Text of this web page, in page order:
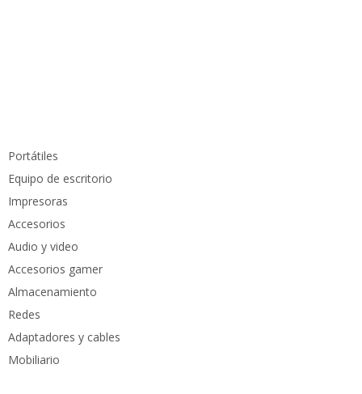
Portátiles
Equipo de escritorio
Impresoras
Accesorios
Audio y video
Accesorios gamer
Almacenamiento
Redes
Adaptadores y cables
Mobiliario